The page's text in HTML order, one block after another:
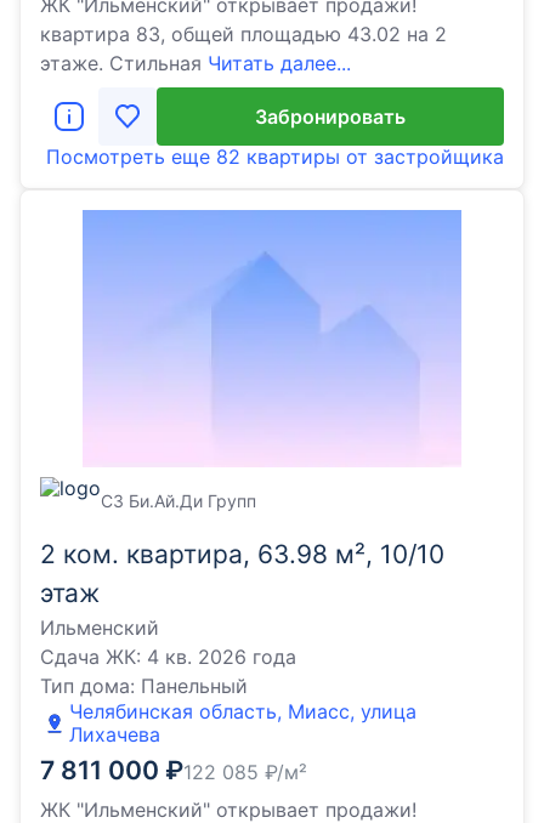
ЖК "Ильменский" открывает продажи!
квартира 83, общей площадью 43.02 на 2
этаже. Стильная Читать далее...
Забронировать
Посмотреть еще 82 квартиры от застройщика
2 ком. квартира, 63.98 м², 10/10
этаж
Ильменский
Сдача ЖК: 4 кв. 2026 года
Тип дома: Панельный
Челябинская область, Миасс, улица
Лихачева
7 811 000 ₽122 085 ₽/м²
ЖК "Ильменский" открывает продажи!
СЗ Би.Ай.Ди Групп